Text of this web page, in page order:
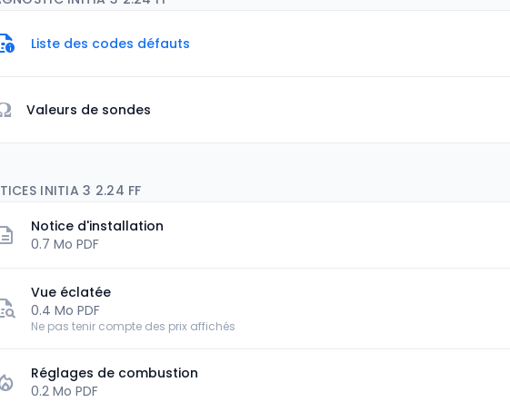
Liste des codes défauts
Valeurs de sondes
INITIA 3 2.24 FF
Notice d'installation
0.7 Mo PDF
Vue éclatée
0.4 Mo PDF
Ne pas tenir compte des prix affichés
Réglages de combustion
0.2 Mo PDF